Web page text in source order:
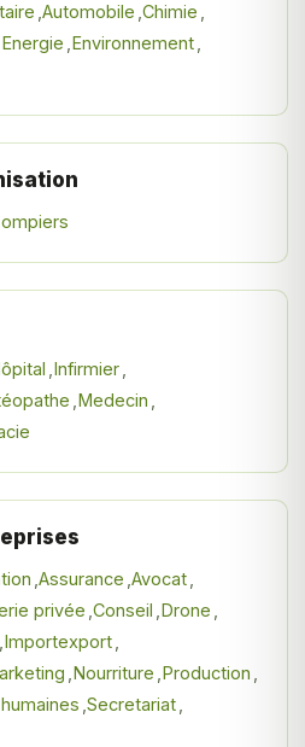
Automobile Chimie
Energie Environnement
Infirmier
Medecin
Assurance Avocat
privée Conseil Drone
Importexport
Nourriture Production
Secretariat